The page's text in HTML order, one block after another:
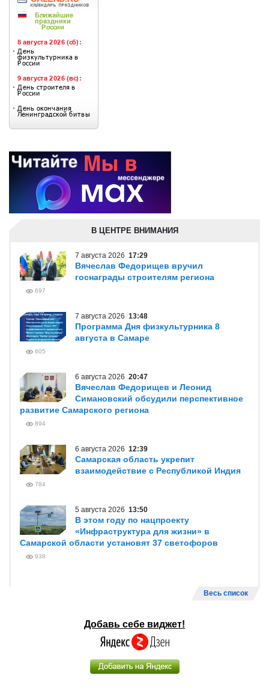
В ЦЕНТРЕ ВНИМАНИЯ
7 августа 2026 17:29
Вячеслав Федорищев вручил
госнаграды строителям региона
697
7 августа 2026 13:48
Программа Дня физкультурника 8
августа в Самаре
605
6 августа 2026 20:47
Вячеслав Федорищев и Леонид
Симановский обсудили перспективное
развитие Самарского региона
894
6 августа 2026 12:39
Самарская область укрепит
взаимодействие с Республикой Индия
784
5 августа 2026 13:50
В этом году по нацпроекту
«Инфраструктура для жизни» в
Самарской области установят 37 светофоров
938
Весь список
Добавь себе виджет!